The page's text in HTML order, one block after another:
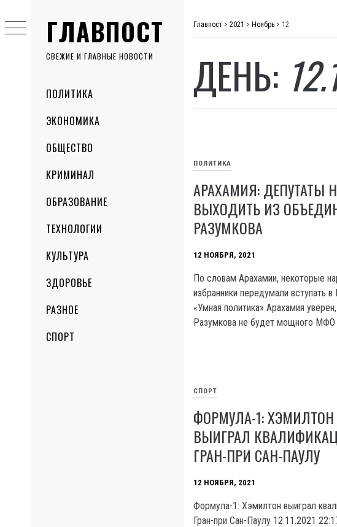
ГЛАВПОСТ
СВЕЖИЕ И ГЛАВНЫЕ НОВОСТИ
MenuПОЛИТИКА
ЭКОНОМИКА
ОБЩЕСТВО
КРИМИНАЛ
ОБРАЗОВАНИЕ
ТЕХНОЛОГИИ
КУЛЬТУРА
ЗДОРОВЬЕ
РАЗНОЕ
СПОРТ
to
content
Главпост > 2021 > Ноябрь > 12
ДЕНЬ:
ПОЛИТИКА
АРАХАМИЯ: ДЕПУТАТЫ
ВЫХОДИТЬ ИЗ
РАЗУМКОВА
12 НОЯБРЯ, 2021
По словам Арахамии, некоторые
избранники передумали вступать
«Умная политика» Арахамия
Разумкова не будет мощного МФО
СПОРТ
ФОРМУЛА-1: ХЭМИЛТОН
ВЫИГРАЛ
ГРАН-ПРИ САН-ПАУЛУ
12 НОЯБРЯ, 2021
Формула-1: Хэмилтон выиграл
Гран-при Сан-Паулу 12.11.2021